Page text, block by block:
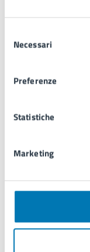
delNecessari
Preferenze
Statistiche
Marketing
CV - Sasso